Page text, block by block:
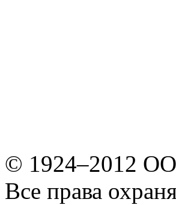
© 1924–2012
Все права